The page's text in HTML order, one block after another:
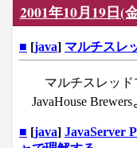
2001年10月19日(
■ [java] マルチスレ
マルチスレッド
JavaHouse Brewers
■ [java] JavaServer